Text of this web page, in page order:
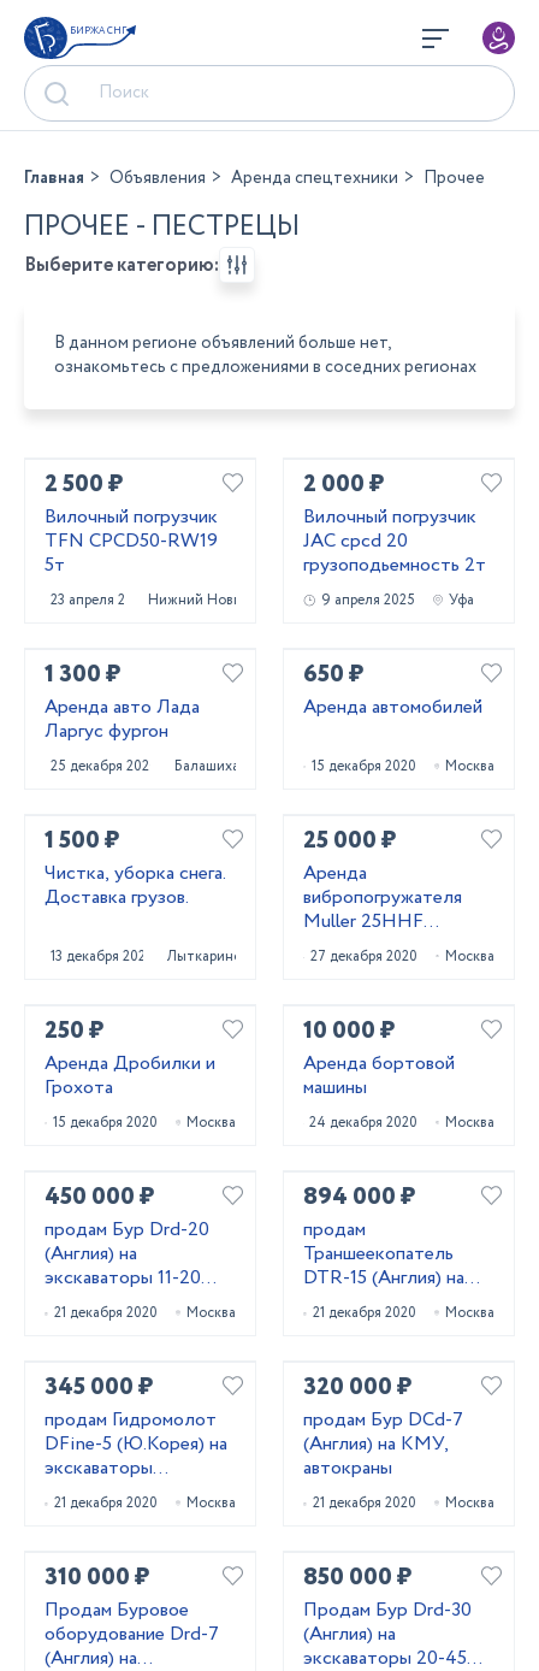
БИРЖА СНГ
Главная Объявления Аренда спецтехники Прочее
ПРОЧЕЕ - ПЕСТРЕЦЫ
Выберите категорию:
В данном регионе объявлений больше нет,
ознакомьтесь с предложениями в соседних регионах
2 500 ₽
Вилочный погрузчик
TFN CPCD50-RW19
5т
23 апреля 2025 Нижний Новгород
2 000 ₽
Вилочный погрузчик
JAC cpcd 20
грузоподьемность 2т
9 апреля 2025 Уфа
1 300 ₽
Аренда авто Лада
Ларгус фургон
25 декабря 2020 Балашиха
650 ₽
Аренда автомобилей
15 декабря 2020 Москва
1 500 ₽
Чистка, уборка снега.
Доставка грузов.
13 декабря 2023 Лыткарино
25 000 ₽
Аренда
вибропогружателя
Muller 25HHF
(Германия)
27 декабря 2020 Москва
250 ₽
Аренда Дробилки и
Грохота
15 декабря 2020 Москва
10 000 ₽
Аренда бортовой
машины
24 декабря 2020 Москва
450 000 ₽
продам Бур Drd-20
(Англия) на
экскаваторы 11-20
тонн
21 декабря 2020 Москва
894 000 ₽
продам
Траншеекопатель
DTR-15 (Англия) на
экскаваторы
погрузчики
21 декабря 2020 Москва
345 000 ₽
продам Гидромолот
DFine-5 (Ю.Корея) на
экскаваторы
погрузчики 5-9 тонн
21 декабря 2020 Москва
320 000 ₽
продам Бур DCd-7
(Англия) на КМУ,
автокраны
21 декабря 2020 Москва
310 000 ₽
Продам Буровое
оборудование Drd-7
(Англия) на
850 000 ₽
Продам Бур Drd-30
(Англия) на
экскаваторы 20-45